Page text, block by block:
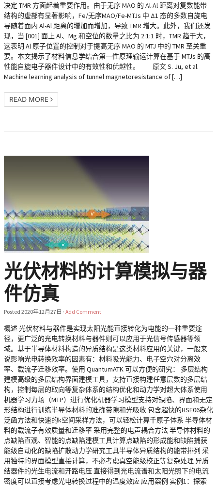
决定 TMR 方面起着重要作用。由于无序 MAO 的 Al-Al 距离对复数能带
结构的虚部有显著影响，Fe/无序MAO/Fe-MTJs 中 Δ1 态的多数自旋电
导随着面内 Al-Al 距离的增加而增加，导致 TMR 增大。此外，我们还发
现，当 [001] 面上 Al、Mg 和空位的数量之比为 2:1:1 时，TMR 趋于大，
这表明 Al 原子位置的控制对于提高无序 MAO 的 MTJ 中的 TMR 至关重
要。本文揭示了材料信息学结合第一性原理输运计算在基于 MTJs 的高
性能自旋电子器件设计中的有效性和优越性。 原文 S. Ju, et al.
Machine learning analysis of tunnel magnetoresistance of […]
READ MORE
光伏材料的计算模拟与器
件仿真
Posted 2020年12月27日 · Add Comment
概述 光伏材料与器件是实现太阳光能直接转化为电能的一种重要途
径，更广泛的光电转换材料与器件则可以应用于光信号传感器等领
域。基于半导体材料构造的异质结构是这类材料应用的关键，一般来
说影响光电转换效率的因素有：材料吸光能力、电子空穴对分离效
率、载流子迁移效率。使用 QuantumATK 可以方便的研究： 多层结构
建模高级的多层结构界面建模工具，支持直接构建任意层数的多层结
构，控制每层的取向等复杂体系的结构优化和动力学对超大体系使用
机器学习力场（MTP）进行优化机器学习模型支持对缺陷、界面和无定
形结构进行训练半导体材料的准确带隙和光吸收 包含超快的HSE06杂化
泛函方法和快速的k空间采样方法，可以轻松计算千原子体系 半导体材
料的载流子有效质量和迁移率 采用完整的电声耦合方法 半导体材料的
点缺陷直观、智能的点缺陷建模工具计算点缺陷的形成能和缺陷捕获
能级自动化的缺陷扩散动力学研究工具半导体异质结构的能带排列 采
用独特的界面模型直接计算，不必考虑真空能级校正等复杂处理 异质
结器件的光生电流和开路电压 直接得到光电流谱和太阳光照下的电流
密度可以直接考虑光电转换过程中的温度效应 应用案例 实例1：探索